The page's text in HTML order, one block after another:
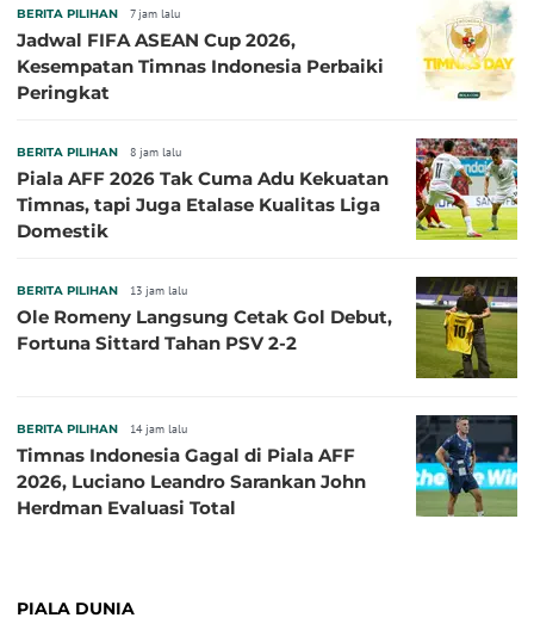
BERITA PILIHAN 7 jam lalu
Jadwal FIFA ASEAN Cup 2026,
Kesempatan Timnas Indonesia Perbaiki
Peringkat
BERITA PILIHAN 8 jam lalu
Piala AFF 2026 Tak Cuma Adu Kekuatan
Timnas, tapi Juga Etalase Kualitas Liga
Domestik
BERITA PILIHAN 13 jam lalu
Ole Romeny Langsung Cetak Gol Debut,
Fortuna Sittard Tahan PSV 2-2
BERITA PILIHAN 14 jam lalu
Timnas Indonesia Gagal di Piala AFF
2026, Luciano Leandro Sarankan John
Herdman Evaluasi Total
PIALA DUNIA